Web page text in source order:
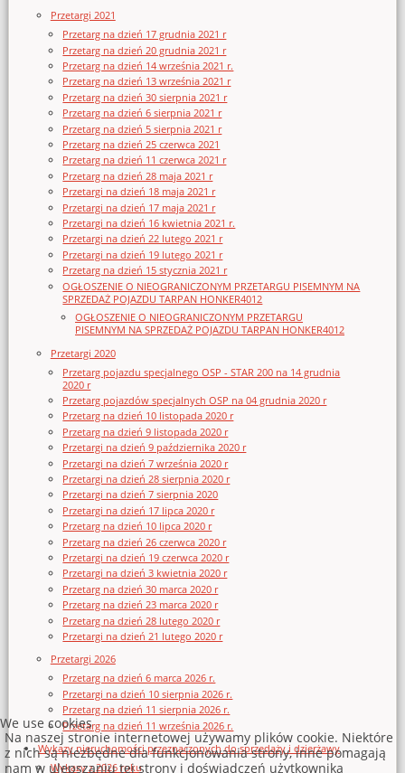
Przetargi 2021
Przetarg na dzień 17 grudnia 2021 r
Przetarg na dzień 20 grudnia 2021 r
Przetarg na dzień 14 września 2021 r.
Przetarg na dzień 13 września 2021 r
Przetarg na dzień 30 sierpnia 2021 r
Przetarg na dzień 6 sierpnia 2021 r
Przetarg na dzień 5 sierpnia 2021 r
Przetarg na dzień 25 czerwca 2021
Przetarg na dzień 11 czerwca 2021 r
Przetarg na dzień 28 maja 2021 r
Przetargi na dzień 18 maja 2021 r
Przetargi na dzień 17 maja 2021 r
Przetargi na dzień 16 kwietnia 2021 r.
Przetargi na dzień 22 lutego 2021 r
Przetargi na dzień 19 lutego 2021 r
Przetarg na dzień 15 stycznia 2021 r
OGŁOSZENIE O NIEOGRANICZONYM PRZETARGU PISEMNYM NA
SPRZEDAŻ POJAZDU TARPAN HONKER4012
OGŁOSZENIE O NIEOGRANICZONYM PRZETARGU
PISEMNYM NA SPRZEDAŻ POJAZDU TARPAN HONKER4012
Przetargi 2020
Przetarg pojazdu specjalnego OSP - STAR 200 na 14 grudnia
2020 r
Przetarg pojazdów specjalnych OSP na 04 grudnia 2020 r
Przetarg na dzień 10 listopada 2020 r
Przetarg na dzień 9 listopada 2020 r
Przetargi na dzień 9 października 2020 r
Przetargi na dzień 7 września 2020 r
Przetargi na dzień 28 sierpnia 2020 r
Przetargi na dzień 7 sierpnia 2020
Przetargi na dzień 17 lipca 2020 r
Przetarg na dzień 10 lipca 2020 r
Przetarg na dzień 26 czerwca 2020 r
Przetargi na dzień 19 czerwca 2020 r
Przetargi na dzień 3 kwietnia 2020 r
Przetarg na dzień 30 marca 2020 r
Przetarg na dzień 23 marca 2020 r
Przetarg na dzień 28 lutego 2020 r
Przetargi na dzień 21 lutego 2020 r
Przetargi 2026
Przetarg na dzień 6 marca 2026 r.
Przetargi na dzień 10 sierpnia 2026 r.
Przetarg na dzień 11 sierpnia 2026 r.
Przetarg na dzień 11 września 2026 r.
Wykazy nieruchomości przeznaczonych do sprzedaży i dzierżawy
Wykazy z 2026 roku
We use cookies
Na naszej stronie internetowej używamy plików cookie. Niektóre
z nich są niezbędne dla funkcjonowania strony, inne pomagają
nam w ulepszaniu tej strony i doświadczeń użytkownika